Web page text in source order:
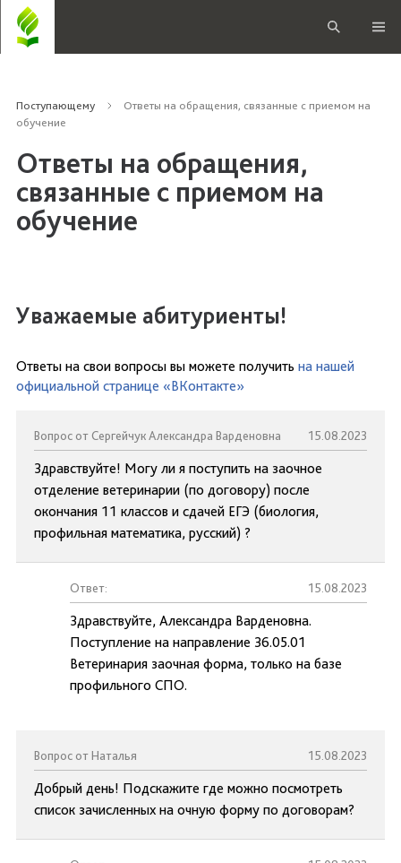
Поступающему
Ответы на обращения, связанные с приемом на
обучение
Ответы на обращения,
связанные с приемом на
обучение
Уважаемые абитуриенты!
Ответы на свои вопросы вы можете получить на нашей
официальной странице «ВКонтакте»
Вопрос от Сергейчук Александра Варденовна 15.08.2023
Здравствуйте! Могу ли я поступить на заочное
отделение ветеринарии (по договору) после
окончания 11 классов и сдачей ЕГЭ (биология,
профильная математика, русский) ?
Ответ: 15.08.2023
Здравствуйте, Александра Варденовна.
Поступление на направление 36.05.01
Ветеринария заочная форма, только на базе
профильного СПО.
Вопрос от Наталья 15.08.2023
Добрый день! Подскажите где можно посмотреть
список зачисленных на очную форму по договорам?